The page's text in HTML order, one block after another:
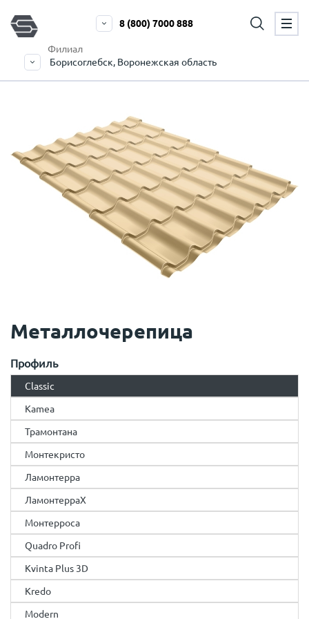
Филиал
Борисоглебск, Воронежская область
8 (800) 7000 888
Металлочерепица
Профиль
Classic
Kamea
Трамонтана
Монтекристо
Ламонтерра
ЛамонтерраX
Монтерроса
Quadro Profi
Kvinta Plus 3D
Kredo
Modern